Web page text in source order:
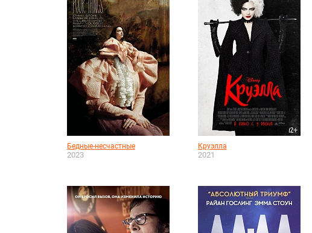
Бедные-несчастные
2023
Круэлла
2021